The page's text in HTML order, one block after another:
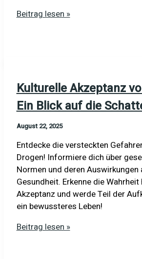
Selbsthilfegruppen
Dunkelheit
Beitrag lesen »
Kulturelle Akzeptanz
Ein Blick auf die
August 22, 2025
Entdecke die versteckten
Drogen! Informiere dich über
Normen und deren Auswirkungen
Gesundheit. Erkenne die
Akzeptanz und werde Teil der
ein bewussteres Leben!
Kulturelle
Beitrag lesen »